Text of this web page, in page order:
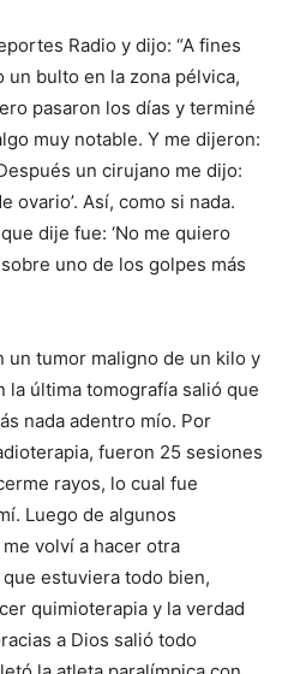
Radio y dijo: “A fines
bulto en la zona pélvica,
pasaron los días y terminé
muy notable. Y me dijeron:
un cirujano me dijo:
ovario’. Así, como si nada.
dije fue: ‘No me quiero
uno de los golpes más
un tumor maligno de un kilo y
la última tomografía salió que
nada adentro mío. Por
fueron 25 sesiones
rayos, lo cual fue
Luego de algunos
volví a hacer otra
estuviera todo bien,
quimioterapia y la verdad
a Dios salió todo